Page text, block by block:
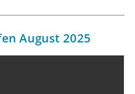
August 2025